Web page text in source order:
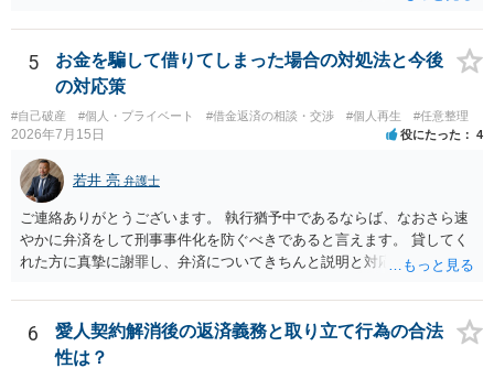
がいいとは思います。 そもそも、特殊詐欺関係なく旦那さんの行為
は法に触れる可能性もあります。 ＞100万を支払わず穏便に和解する
ことは可能でしょうか？ →一般的には難しいです。相談者さんも１０
たら、 できるだけ重い刑罰を与えて欲しい、と思われるのではない
でしょうか。 ＞弁護士さんに入ってもらうことで支払額が下がること
はありますか？ そこはあり得ます、ただ、弁護士費用かけるならその
分賠償に回すことも考えられるので、 兼ね合いは考えてみましょう。
5
お金を騙して借りてしまった場合の対処法と今後
の対応策
#自己破産 #個人・プライベート #借金返済の相談・交渉 #個人再生 #任意整理
2026年7月15日 役にたった 4
若井 亮 弁護士
ご連絡ありがとうございます。 執行猶予中であるならば、なおさら速
やかに弁済をして刑事事件化を防ぐべきであると言えます。 貸してく
れた方に真摯に謝罪し、弁済についてきちんと説明と対応を行ってい
6
愛人契約解消後の返済義務と取り立て行為の合法
性は？